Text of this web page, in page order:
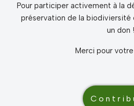
Pour participer activement à la
préservation de la biodiviersité
un don !
Merci pour